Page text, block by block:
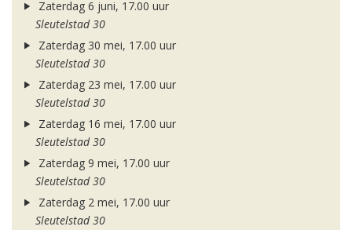
Zaterdag 6 juni, 17.00 uur
Sleutelstad 30
Zaterdag 30 mei, 17.00 uur
Sleutelstad 30
Zaterdag 23 mei, 17.00 uur
Sleutelstad 30
Zaterdag 16 mei, 17.00 uur
Sleutelstad 30
Zaterdag 9 mei, 17.00 uur
Sleutelstad 30
Zaterdag 2 mei, 17.00 uur
Sleutelstad 30